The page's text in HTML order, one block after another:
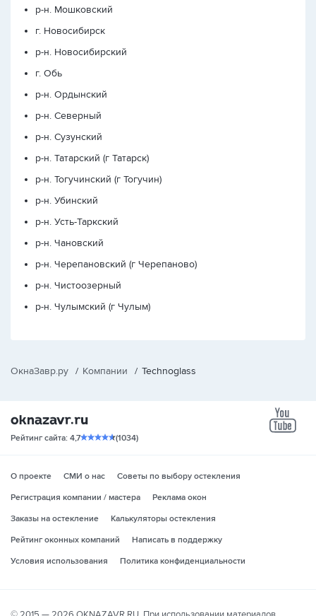
р-н. Мошковский
г. Новосибирск
р-н. Новосибирский
г. Обь
р-н. Ордынский
р-н. Северный
р-н. Сузунский
р-н. Татарский (г Татарск)
р-н. Тогучинский (г Тогучин)
р-н. Убинский
р-н. Усть-Таркский
р-н. Чановский
р-н. Черепановский (г Черепаново)
р-н. Чистоозерный
р-н. Чулымский (г Чулым)
ОкнаЗавр.ру / Компании / Technoglass
Рейтинг сайта: 4,7 (1034)
О проекте СМИ о нас
Советы по выбору остекления
Регистрация компании / мастера
Реклама окон
Заказы на остекление
Калькуляторы остекления
Рейтинг оконных компаний
Написать в поддержку
Условия использования
Политика конфиденциальности